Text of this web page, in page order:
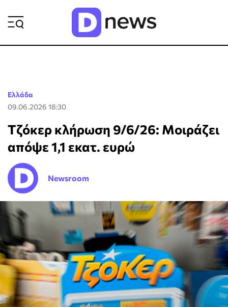
Ελλάδα
09.06.2026 18:30
Τζόκερ κλήρωση 9/6/26: Μοιράζει
απόψε 1,1 εκατ. ευρώ
Newsroom